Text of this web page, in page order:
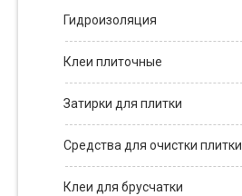
Гидроизоляция
Клеи плиточные
Затирки для плитки
Средства для очистки плитки
Клеи для брусчатки